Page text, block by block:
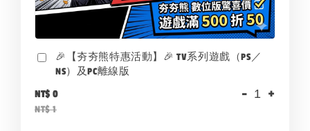
🎉【夯夯熊特惠活動】🎉 TV系列遊戲（PS／
NS）及PC離線版
NT$ 0
NT$ 1
- +